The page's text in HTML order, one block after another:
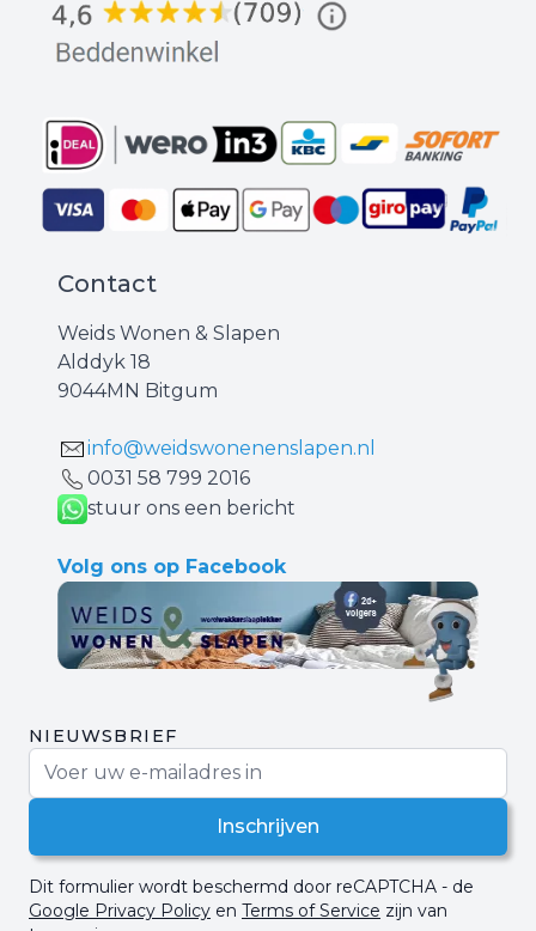
Contact
Weids Wonen & Slapen
Alddyk 18
9044MN Bitgum
info@weidswonenenslapen.nl
0031 ‪58 799 2016‬
stuur ons een bericht
Volg ons op Facebook
NIEUWSBRIEF
Inschrijven
Dit formulier wordt beschermd door reCAPTCHA - de
Google Privacy Policy en Terms of Service zijn van